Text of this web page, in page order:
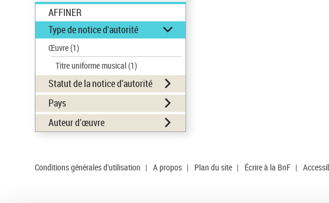
AFFINER
Type de notice d'autorité
Œuvre(1)
Titre uniforme musical(1)
Statut de la notice d’autorité
Pays
Auteur d’œuvre
Conditions générales d'utilisation | A propos | Plan du site | Écrire à la BnF |